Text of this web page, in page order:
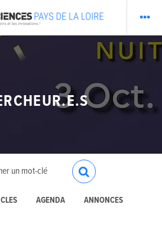
AGENDA ANNONCES